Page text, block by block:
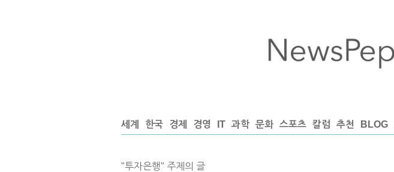
세계 한국 경제 경영 IT 과학 문화 스포츠 칼럼 추천 BLOG
"투자은행" 주제의 글